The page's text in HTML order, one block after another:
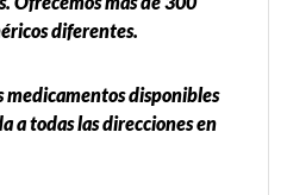
diferentes.
medicamentos disponibles
a todas las direcciones en